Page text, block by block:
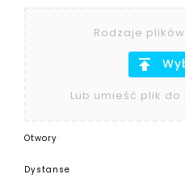
Rodzaje plików
publish
Lub umieść plik
Otwory
Dystanse